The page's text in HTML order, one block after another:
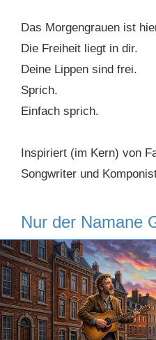
Das Morgengrauen ist
Die Freiheit liegt in dir.
Deine Lippen sind frei.
Sprich.
Einfach sprich.
Inspiriert (im Kern) von
Songwriter und
Nur der Namane